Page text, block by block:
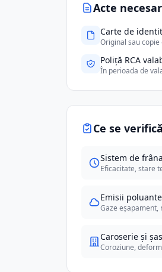
Acte
Carte de
Original sau
Poliță RCA
În perioada de
Ce se
Sistem de
Eficacitate, stare
Emisii poluante
Gaze eșapament,
Caroserie și
Coroziune,